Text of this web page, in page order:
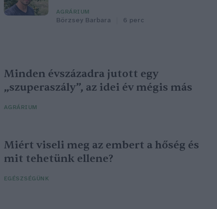
AGRÁRIUM
Börzsey Barbara 6 perc
Minden évszázadra jutott egy
„szuperaszály”, az idei év mégis más
AGRÁRIUM
Miért viseli meg az embert a hőség és
mit tehetünk ellene?
EGÉSZSÉGÜNK